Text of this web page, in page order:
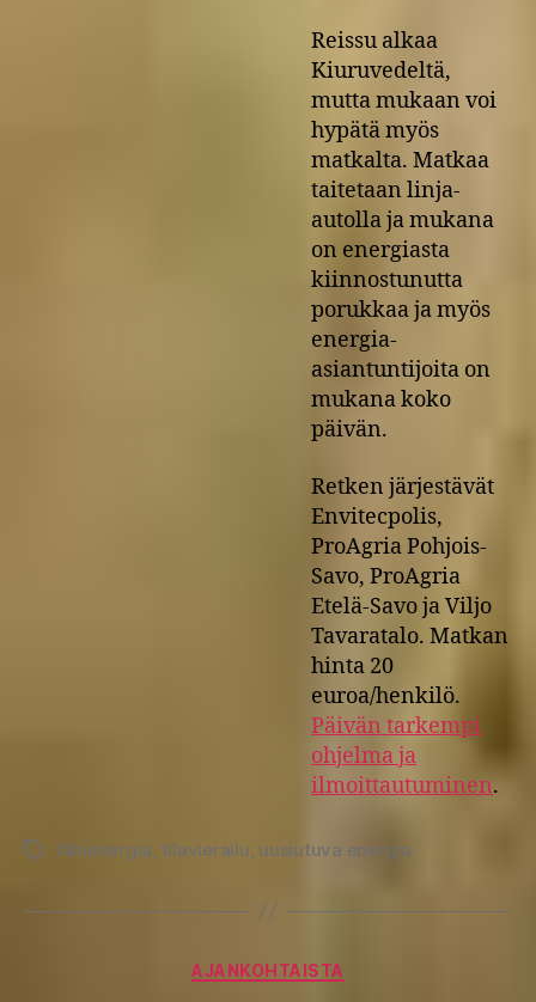
Reissu alkaa
Kiuruvedeltä,
mutta mukaan voi
hypätä myös
matkalta. Matkaa
taitetaan linja-
autolla ja mukana
on energiasta
kiinnostunutta
porukkaa ja myös
energia-
asiantuntijoita on
mukana koko
päivän.
Retken järjestävät
Envitecpolis,
ProAgria Pohjois-
Savo, ProAgria
Etelä-Savo ja Viljo
Tavaratalo. Matkan
hinta 20
euroa/henkilö.
Päivän tarkempi
ohjelma ja
ilmoittautuminen.
Avainsanat
lähienergia tilavierailu uusiutuva energia
Kategoriat
AJANKOHTAISTA